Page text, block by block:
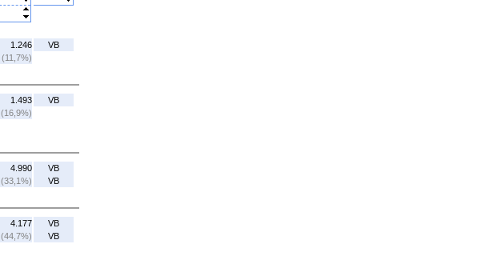
1.246
(11,7%)
VB
1.493
(16,9%)
VB
4.990
(33,1%)
VB
VB
4.177
(44,7%)
VB
VB